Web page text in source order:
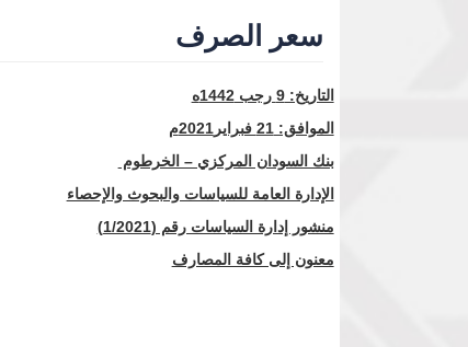
سعر الصرف
التاريخ: 9 رجب 1442ه
الموافق: 21 فبراير
2021م
بنك السودان المركزي – الخرطوم
الإدارة العامة للسياسات والبحوث والإحصاء
منشور إدارة السياسات رقم (1/2021)
معنون إلى كافة المصارف